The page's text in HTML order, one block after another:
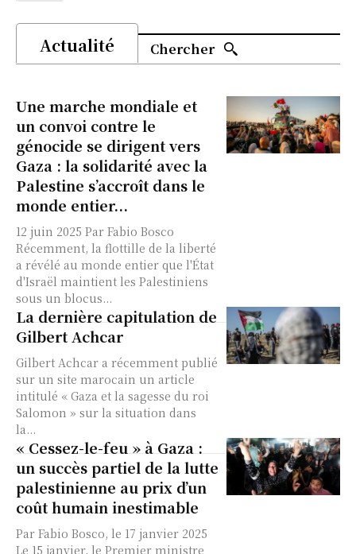
Actualité Chercher
Une marche mondiale et
un convoi contre le
génocide se dirigent vers
Gaza : la solidarité avec la
Palestine s’accroît dans le
monde entier...
12 juin 2025 Par Fabio Bosco
Récemment, la flottille de la liberté
a révélé au monde entier que l'État
d'Israël maintient les Palestiniens
sous un blocus...
La dernière capitulation de
Gilbert Achcar
Gilbert Achcar a récemment publié
sur un site marocain un article
intitulé « Gaza et la sagesse du roi
Salomon » sur la situation dans
la...
« Cessez-le-feu » à Gaza :
un succès partiel de la lutte
palestinienne au prix d’un
coût humain inestimable
Par Fabio Bosco, le 17 janvier 2025
Le 15 janvier, le Premier ministre